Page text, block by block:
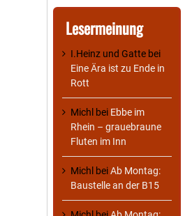
Lesermeinung
I.Heinz und Gatte bei
Eine Ära ist zu Ende in
Rott
Michl bei Ebbe im
Rhein – grauebraune
Fluten im Inn
Michl beiAb Montag:
Baustelle an der B15